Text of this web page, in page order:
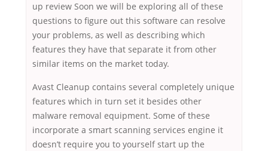
up review Soon we will be exploring all of these
questions to figure out this software can resolve
your problems, as well as describing which
features they have that separate it from other
similar items on the market today.
Avast Cleanup contains several completely unique
features which in turn set it besides other
malware removal equipment. Some of these
incorporate a smart scanning services engine it
doesn’t require you to yourself start up the